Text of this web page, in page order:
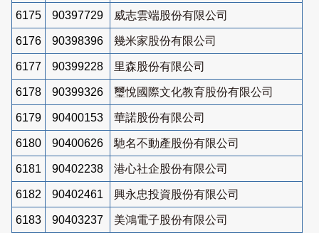
6175 90397729 威志雲端股份有限公司
6176 90398396 幾米家股份有限公司
6177 90399228 里森股份有限公司
6178 90399326 璽悅國際文化教育股份有限公司
6179 90400153 華諾股份有限公司
6180 90400626 馳名不動產股份有限公司
6181 90402238 港心社企股份有限公司
6182 90402461 興永忠投資股份有限公司
6183 90403237 美鴻電子股份有限公司